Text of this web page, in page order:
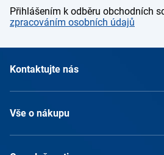
Přihlášením k odběru obchodních
zpracováním osobních údajů
Kontaktujte nás
Vše o nákupu